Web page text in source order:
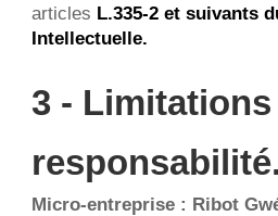
articles L.335-2 et suivants
Intellectuelle.
3 - Limitations
responsabilité.
Micro-entreprise : Ribot